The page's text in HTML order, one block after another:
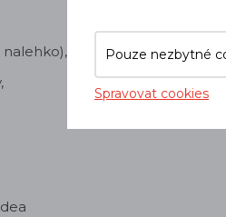
Pouze nezbytné
Spravovat cookies